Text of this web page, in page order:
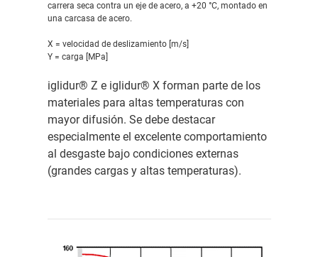
carrera seca contra un eje de acero, a +20 °C, montado en
una carcasa de acero.
X = velocidad de deslizamiento [m/s]
Y = carga [MPa]
iglidur® Z e iglidur® X forman parte de los
materiales para altas temperaturas con
mayor difusión. Se debe destacar
especialmente el excelente comportamiento
al desgaste bajo condiciones externas
(grandes cargas y altas temperaturas).